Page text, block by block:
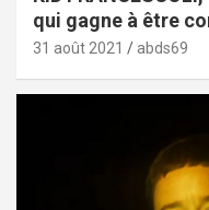
qui gagne à être
31 août 2021 abds69